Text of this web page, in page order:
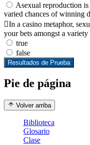
Asexual reproduction
varied chances of winning
In a casino metaphor,
your bets amongst a
true
false
Resultados de Prueba
Pie de página
Volver arriba
Biblioteca
Glosario
Clase